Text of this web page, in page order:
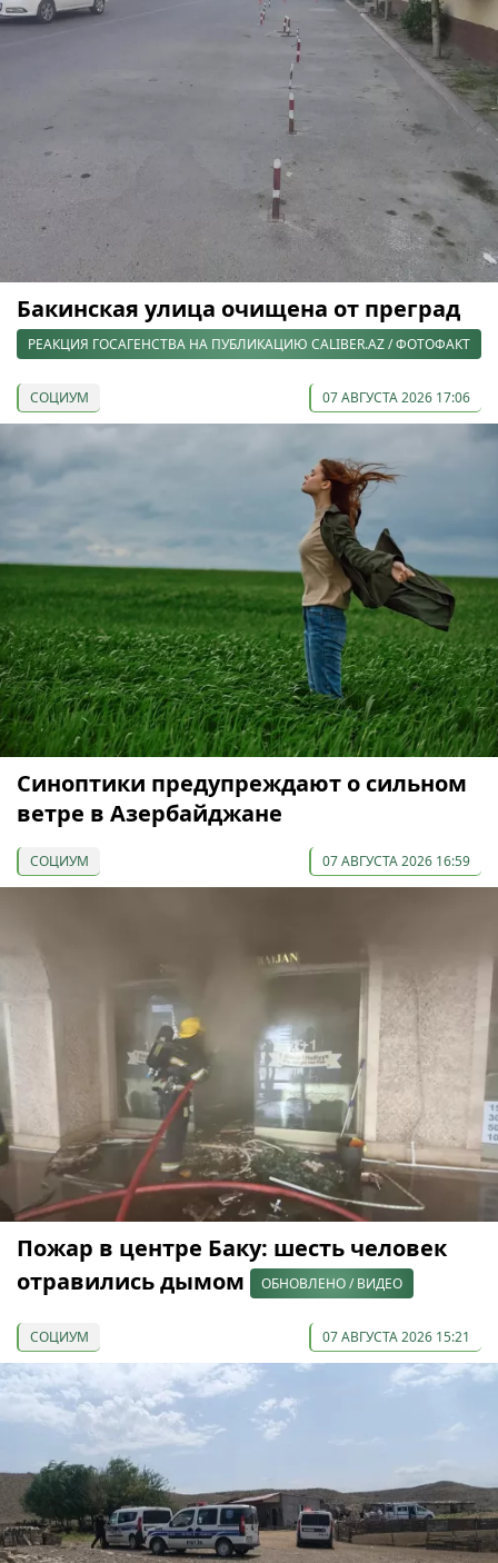
Бакинская улица очищена от преград
РЕАКЦИЯ ГОСАГЕНСТВА НА ПУБЛИКАЦИЮ CALIBER.AZ / ФОТОФАКТ
СОЦИУМ 07 АВГУСТА 2026 17:06
Синоптики предупреждают о сильном
ветре в Азербайджане
СОЦИУМ 07 АВГУСТА 2026 16:59
Пожар в центре Баку: шесть человек
отравились дымом
ОБНОВЛЕНО / ВИДЕО
СОЦИУМ 07 АВГУСТА 2026 15:21